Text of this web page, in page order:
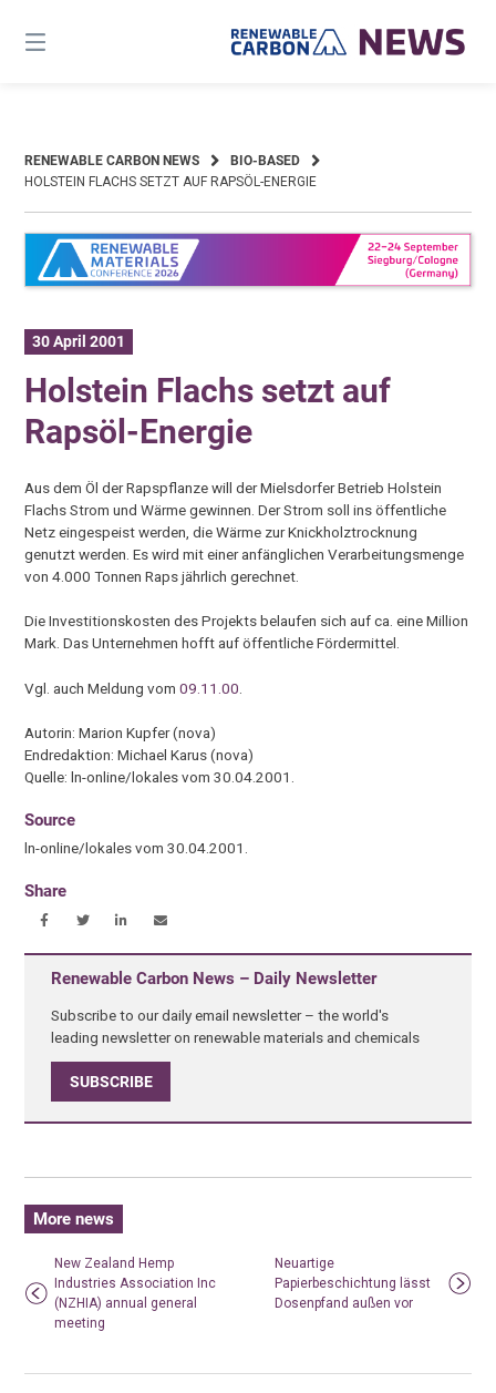
content
RENEWABLE CARBON NEWS
BIO-BASED
HOLSTEIN FLACHS SETZT AUF RAPSÖL-ENERGIE
30 April 2001
Holstein Flachs setzt auf
Rapsöl-Energie
Aus dem Öl der Rapspflanze will der Mielsdorfer Betrieb Holstein
Flachs Strom und Wärme gewinnen. Der Strom soll ins öffentliche
Netz eingespeist werden, die Wärme zur Knickholztrocknung
genutzt werden. Es wird mit einer anfänglichen Verarbeitungsmenge
von 4.000 Tonnen Raps jährlich gerechnet.
Die Investitionskosten des Projekts belaufen sich auf ca. eine Million
Mark. Das Unternehmen hofft auf öffentliche Fördermittel.
Vgl. auch Meldung vom09.11.00
Autorin: Marion Kupfer (nova)
Endredaktion: Michael Karus (nova)
Quelle: ln-online/lokales vom 30.04.2001.
Source
ln-online/lokales vom 30.04.2001.
Share
Renewable Carbon News – Daily Newsletter
Subscribe to our daily email newsletter – the world's
leading newsletter on renewable materials and chemicals
SUBSCRIBE
More news
New Zealand Hemp
Industries Association Inc
(NZHIA) annual general
meeting
Neuartige
Papierbeschichtung lässt
Dosenpfand außen vor